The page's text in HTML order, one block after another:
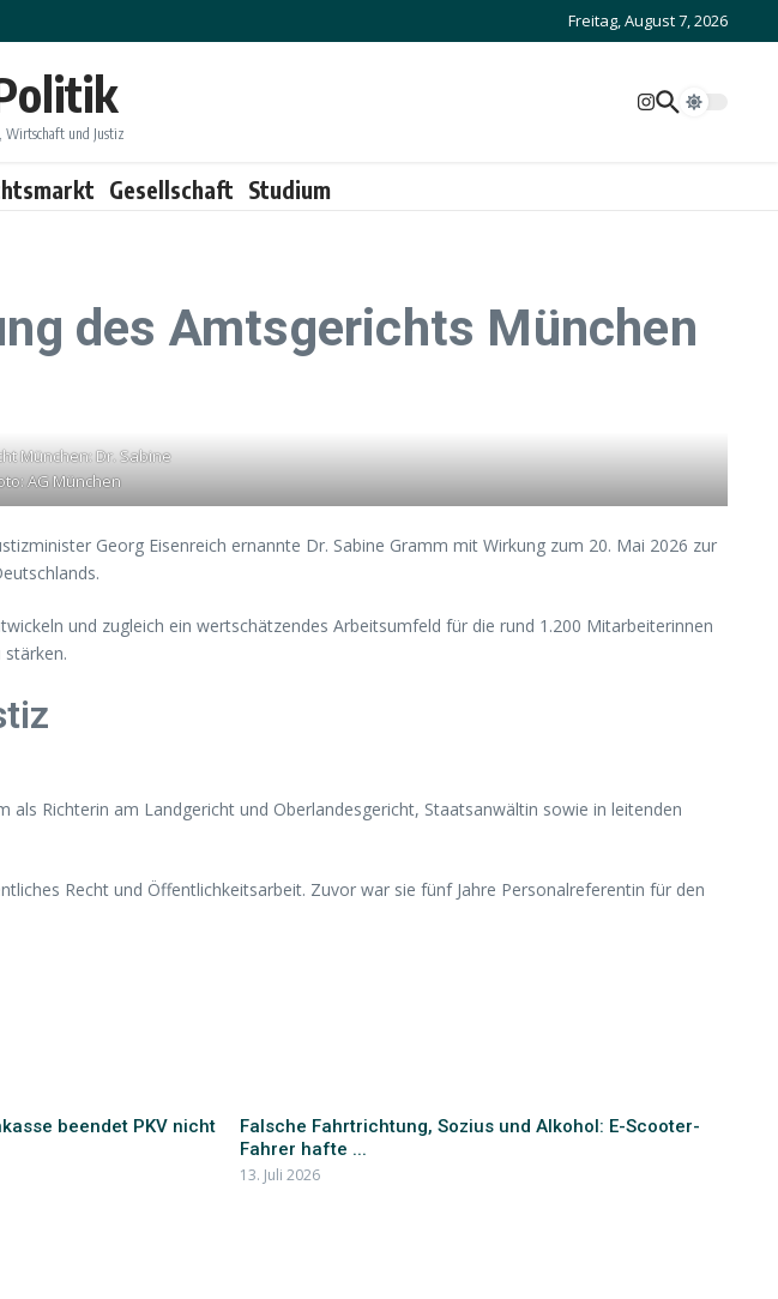
Freitag, August 7, 2026
und Justiz
Gesellschaft Studium
des Amtsgerichts München
München: Dr. Sabine
AG München
Georg Eisenreich ernannte Dr. Sabine Gramm mit Wirkung zum 20. Mai 2026 zur
und zugleich ein wertschätzendes Arbeitsumfeld für die rund 1.200 Mitarbeiterinnen
als Richterin am Landgericht und Oberlandesgericht, Staatsanwältin sowie in leitenden
Recht und Öffentlichkeitsarbeit. Zuvor war sie fünf Jahre Personalreferentin für den
beendet PKV nicht
Falsche Fahrtrichtung, Sozius und Alkohol: E-Scooter-
Fahrer hafte ...
13. Juli 2026